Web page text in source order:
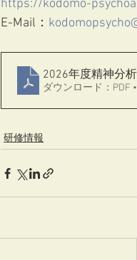
https://kodomo-
E-Mail：
2026年度精神分
ダウンロード：PDF
研修情報